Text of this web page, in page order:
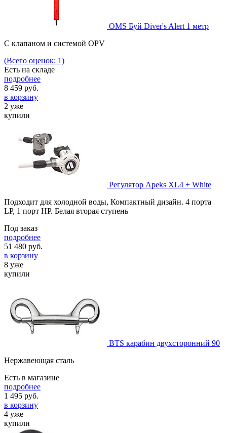
OMS Буй Diver's Alert 1 метр
С клапаном и системой OPV
(Всего оценок: 1)
Есть на складе
подробнее
8 459 руб.
в корзину
2 уже
купили
Регулятор Apeks XL4 + White
Подходит для холодной воды, Компактный дизайн. 4 порта
LP, 1 порт HP. Белая вторая ступень
Под заказ
подробнее
51 480 руб.
в корзину
8 уже
купили
BTS карабин двухсторонний 90
Нержавеющая сталь
Есть в магазине
подробнее
1 495 руб.
в корзину
4 уже
купили